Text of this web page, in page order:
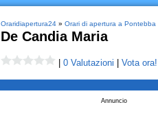
Oraridiapertura24» Orari di apertura a Pontebba
De Candia Maria
0 Valutazioni Vota ora!
Annuncio